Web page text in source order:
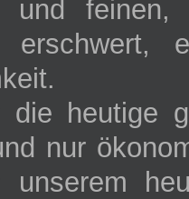
und
erschwert,
die heutige
nur
unserem